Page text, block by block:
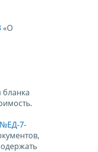
«О
бланка
7-